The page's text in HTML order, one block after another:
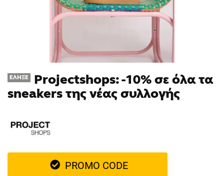
ΈΛΗΞΕ
Projectshops: -10% σε όλα τα
sneakers της νέας συλλογής
PROMO CODE